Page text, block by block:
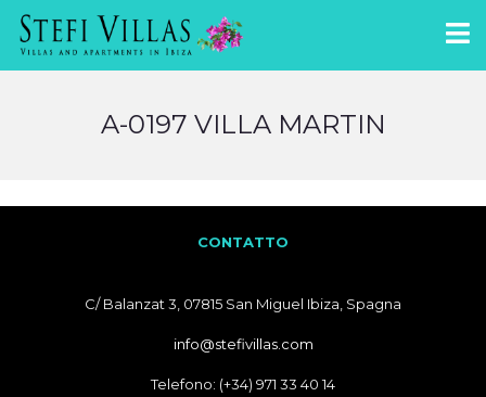
A-0197 VILLA MARTIN
CONTATTO
C/ Balanzat 3, 07815 San Miguel Ibiza, Spagna
info@stefivillas.com
Telefono: (+34) 971 33 40 14